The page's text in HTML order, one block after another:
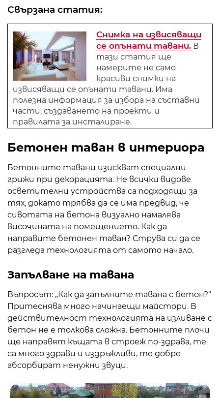
Свързана статия:
Снимка на извисяващи
се опънати тавани. В
тази статия ще
намерите не само
красиви снимки на
извисяващи се опънати тавани. Има
полезна информация за избора на съставни
части, създаването на проекти и
правилата за инсталиране.
Бетонен таван в интериора
Бетонните тавани изискват специални
грижи при декорацията. Не всички видове
осветителни устройства са подходящи за
тях, докато трябва да се има предвид, че
сивотата на бетона визуално намалява
височината на помещението. Как да
направите бетонен таван? Струва си да се
разгледа технологията от самото начало.
Запълване на тавана
Въпросът: „Как да запълните тавана с бетон?“
Притеснява много начинаещи майстори. В
действителност технологията на изливане с
бетон не е толкова сложна. Бетонните плочи
ще направят къщата в строеж по-здрава, те
са много здрави и издръжливи, те добре
абсорбират ненужни звуци.